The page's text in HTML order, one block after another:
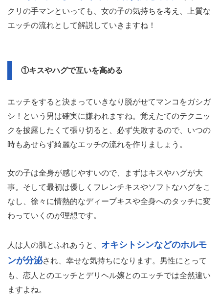
クリの手マンといっても、女の子の気持ちを考え、上質な
エッチの流れとして解説していきますね！
①キスやハグで互いを高める
エッチをすると決まっていきなり脱がせてマンコをガシガ
シ！という男は確実に嫌われますね。覚えたてのテクニッ
クを披露したくて張り切ると、必ず失敗するので、いつの
時もあせらず綺麗なエッチの流れを作りましょう。
女の子は全身が感じやすいので、まずはキスやハグが大
事。そして最初は優しくフレンチキスやソフトなハグをこ
なし、徐々に情熱的なディープキスや全身へのタッチに変
わっていくのが理想です。
人は人の肌とふれあうと、 オキシトシンなどのホルモ
ンが分泌され、幸せな気持ちになります。男性にとって
も、恋人とのエッチとデリヘル嬢とのエッチでは全然違い
ますよね。